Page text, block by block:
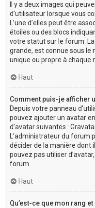
Il y a deux images qui
d’utilisateur lorsque vous
L’une d’elles peut être
étoiles ou des blocs
votre statut sur le forum.
grande, est connue sous le
unique ou propre à chaque
Haut
Comment puis-je afficher
Depuis votre panneau
pouvez ajouter un avatar
d’avatar suivantes :
L’administrateur du forum
décider de la manière dont
pouvez pas utiliser
forum.
Haut
Qu’est-ce que mon rang